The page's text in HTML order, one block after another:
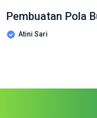
Pembuatan Pola
Atini Sari